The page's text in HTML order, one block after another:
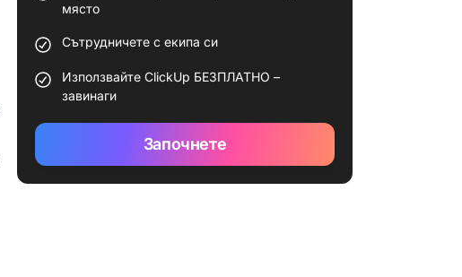
място
Сътрудничете с екипа си
Използвайте ClickUp БЕЗПЛАТНО –
завинаги
Започнете